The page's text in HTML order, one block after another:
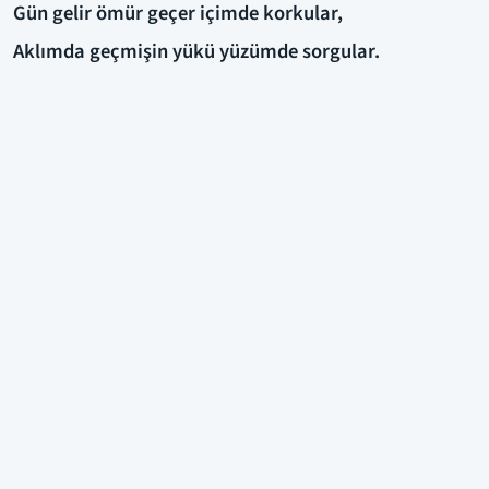
Gün gelir ömür geçer içimde korkular,
Aklımda geçmişin yükü yüzümde sorgular.